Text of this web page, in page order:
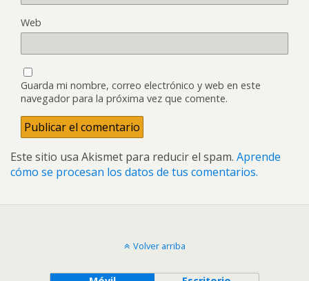
Web
Guarda mi nombre, correo electrónico y web en este
navegador para la próxima vez que comente.
Este sitio usa Akismet para reducir el spam. Aprende
cómo se procesan los datos de tus comentarios.
Volver arriba